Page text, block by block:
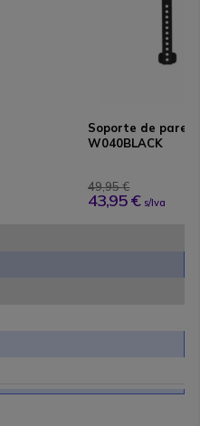
Soporte de pared
W040BLACK
49,95 €
43,95 € s/Iva